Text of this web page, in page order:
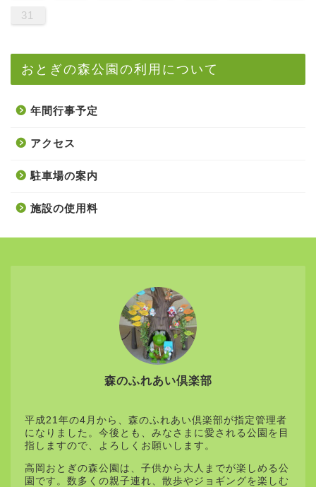
31
おとぎの森公園の利用について
年間行事予定
アクセス
駐車場の案内
施設の使用料
森のふれあい倶楽部
平成21年の4月から、森のふれあい倶楽部が指定管理者
になりました。今後とも、みなさまに愛される公園を目
指しますので、よろしくお願いします。
高岡おとぎの森公園は、子供から大人までが楽しめる公
園です。数多くの親子連れ、散歩やジョギングを楽しむ